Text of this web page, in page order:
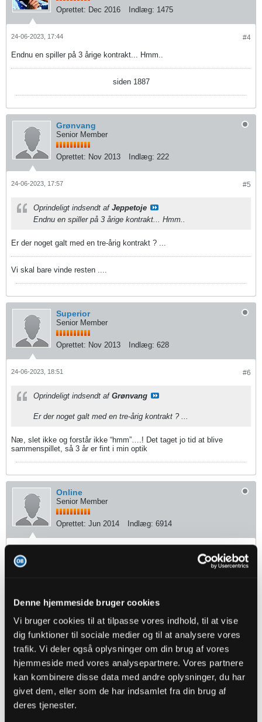
Denne hjemmeside bruger cookies
Vi bruger cookies til at tilpasse vores indhold, til at vise
dig funktioner til sociale medier og til at analysere vores
trafik. Vi deler også oplysninger om din brug af vores
hjemmeside med vores analysepartnere. Vores partnere
kan kombinere disse data med andre oplysninger, du har
givet dem, eller som de har indsamlet fra din brug af
deres tjenester.
Oprettet: Dec 2016 Indlæg: 1475
#4
24-06-2023, 17:44
Endnu en spiller på 3 årige kontrakt... Hmm..
siden 1887
Grønvang
Senior Member
Oprettet: Nov 2013 Indlæg: 222
#5
24-06-2023, 17:57
Oprindeligt indsendt af Jeppetoje
Endnu en spiller på 3 årige kontrakt... Hmm..
Er der noget galt med en tre-årig kontrakt ? ...
Vi skal bare vinde resten ....
Superior
Senior Member
Oprettet: Nov 2013 Indlæg: 628
#6
24-06-2023, 18:51
Oprindeligt indsendt af Grønvang
Er der noget galt med en tre-årig kontrakt ? ...
Næ, slet ikke og forstår ikke “hmm”….! Det taget jo tid at blive
sammenspillet, så 3 år er fint i min optik
Online
Senior Member
Oprettet: Jun 2014 Indlæg: 6914
Vi brokker os over at Minteh kun fik en kort kontrakt og Mucolli en for
lang... vi er godt nok svære at stille tilfredse, Selv om vi ikke kender
betingelserne klubben/spillerne stiller.
Umiddelbart finder jeg en 3 års kontrakt til Sven meget fin
Brogaard99
Senior Member